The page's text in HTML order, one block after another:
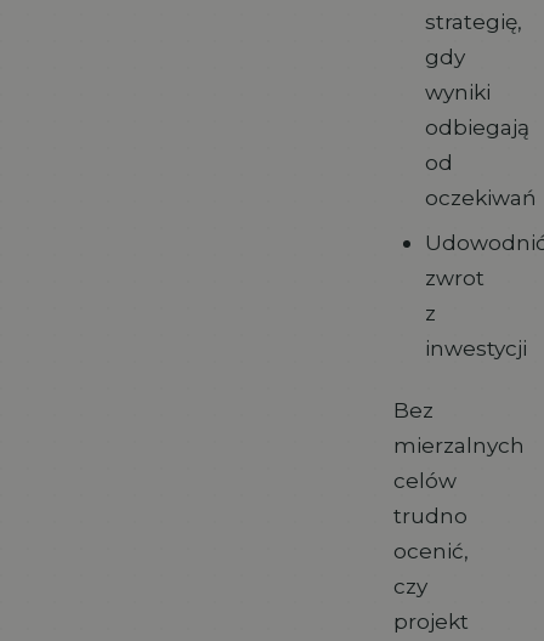
strategię,
gdy
wyniki
odbiegają
od
oczekiwań
zwrot
z
inwestycji
Bez
mierzalnych
celów
trudno
ocenić,
czy
projekt